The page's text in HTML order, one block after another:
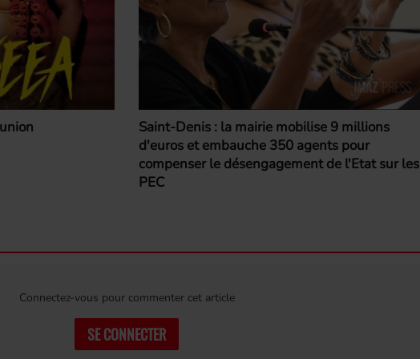
Saint-Denis : la mairie mobilise 9 millions
d'euros et embauche 350 agents pour
compenser le désengagement de l'Etat sur les
PEC
Connectez-vous pour commenter cet article
SE CONNECTER